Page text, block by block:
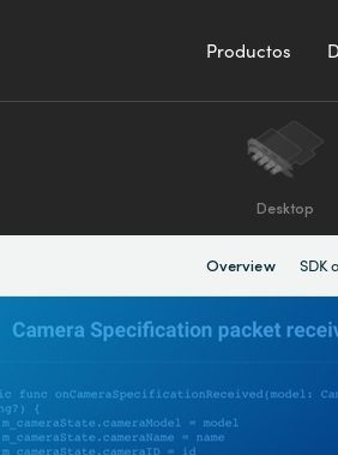
Productos
Desktop
Overview SDK